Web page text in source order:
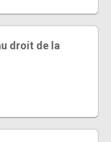
droit de la